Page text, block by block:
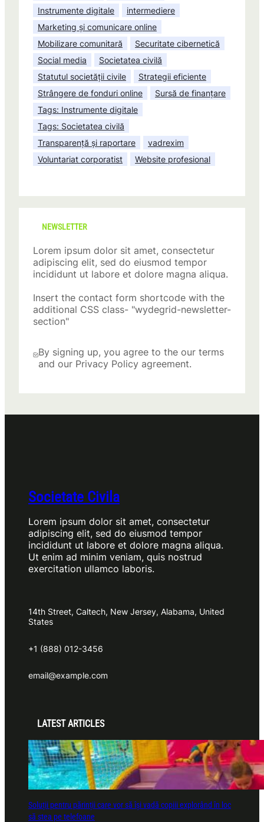
Instrumente digitale
intermediere
Marketing și comunicare online
Mobilizare comunitară
Securitate cibernetică
Social media
Societatea civilă
Statutul societății civile
Strategii eficiente
Strângere de fonduri online
Sursă de finanțare
Tags: Instrumente digitale
Tags: Societatea civilă
Transparență și raportare
vadrexim
Voluntariat corporatist
Website profesional
NEWSLETTER
Lorem ipsum dolor sit amet, consectetur
adipiscing elit, sed do eiusmod tempor
incididunt ut labore et dolore magna aliqua.
Insert the contact form shortcode with the
additional CSS class- "wydegrid-newsletter-
section"
By signing up, you agree to the our terms
and our Privacy Policy agreement.
Societate Civila
Lorem ipsum dolor sit amet, consectetur
adipiscing elit, sed do eiusmod tempor
incididunt ut labore et dolore magna aliqua.
Ut enim ad minim veniam, quis nostrud
exercitation ullamco laboris.
14th Street, Caltech, New Jersey, Alabama, United
States
+1 (888) 012-3456
email@example.com
LATEST ARTICLES
Soluții pentru părinții care vor să își vadă copiii explorând în loc
să stea pe telefoane